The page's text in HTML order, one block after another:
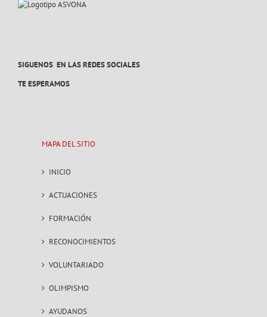
SIGUENOS EN LAS REDES SOCIALES
TE ESPERAMOS
MAPA DEL SITIO
INICIO
ACTUACIONES
FORMACIÓN
RECONOCIMIENTOS
VOLUNTARIADO
OLIMPISMO
AYUDANOS